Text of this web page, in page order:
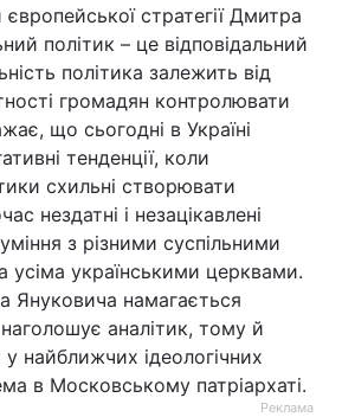
стратегії Дмитра
політик – це відповідальний
політика залежить від
громадян контролювати
що сьогодні в Україні
тенденції, коли
схильні створювати
нездатні і незацікавлені
з різними суспільними
усіма українськими церквами.
Януковича намагається
аналітик, тому й
найближчих ідеологічних
в Московському патріархаті.
Реклама